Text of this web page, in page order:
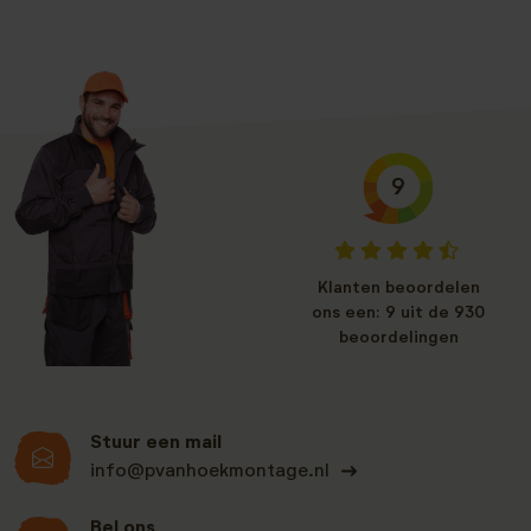
Stuur een mail
info@pvanhoekmontage.nl
9
Klanten beoordelen
ons een: 9 uit de 930
beoordelingen